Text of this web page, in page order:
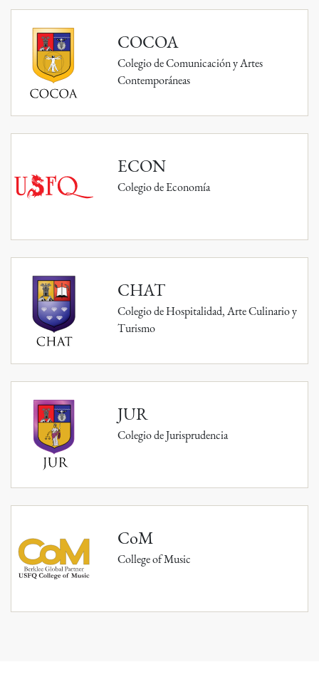
COCOA
Colegio de Comunicación y Artes
Contemporáneas
ECON
Colegio de Economía
CHAT
Colegio de Hospitalidad, Arte Culinario y
Turismo
JUR
Colegio de Jurisprudencia
CoM
College of Music